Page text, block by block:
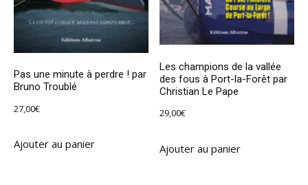
Pas une minute à perdre ! par
Bruno Troublé
27,00€
Ajouter au panier
Les champions de la vallée
des fous à Port-la-Forêt par
Christian Le Pape
29,00€
Ajouter au panier